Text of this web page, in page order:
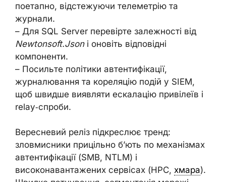
поетапно, відстежуючи телеметрію та
журнали.
– Для SQL Server перевірте залежності від
Newtonsoft.Jsonі оновіть відповідні
компоненти.
– Посильте політики автентифікації,
журналювання та кореляцію подій у SIEM,
щоб швидше виявляти ескалацію привілеїв і
relay‑спроби.
Вересневий реліз підкреслює тренд:
зловмисники прицільно б’ють по механізмах
автентифікації (SMB, NTLM) і
високонавантажених сервісах (HPC, хмара).